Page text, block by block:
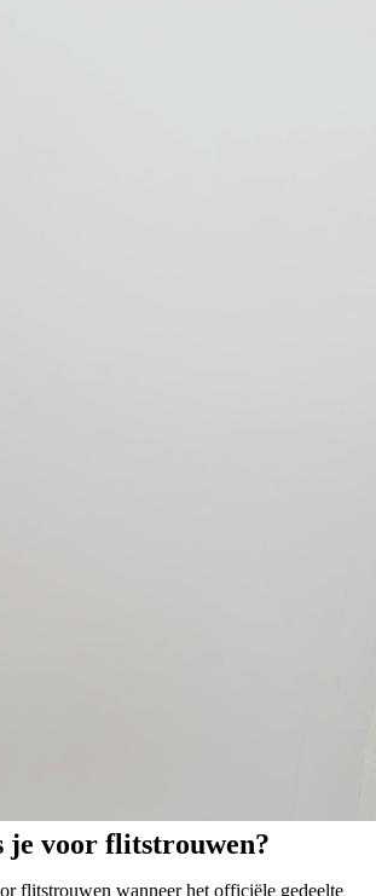
je voor flitstrouwen?
flitstrouwen wanneer het officiële gedeelte